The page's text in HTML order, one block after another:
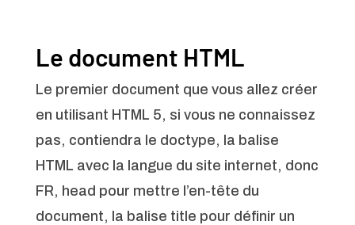
Le document HTML
Le premier document que vous allez créer
en utilisant HTML 5, si vous ne connaissez
pas, contiendra le doctype, la balise
HTML avec la langue du site internet, donc
FR, head pour mettre l’en-tête du
document, la balise title pour définir un